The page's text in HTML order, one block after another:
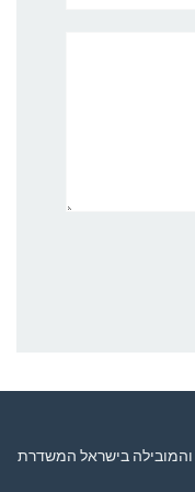
והמובילה בישראל המשדרת